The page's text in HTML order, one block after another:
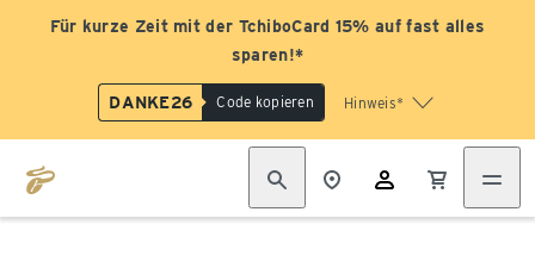
Für kurze Zeit mit der TchiboCard 15% auf fast alles
sparen!*
DANKE26 Code kopieren Hinweis*